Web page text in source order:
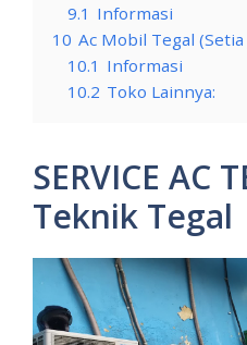
9.1 Informasi
10 Ac Mobil Tegal (Setia
10.1 Informasi
10.2 Toko Lainnya:
SERVICE AC
Teknik Tegal